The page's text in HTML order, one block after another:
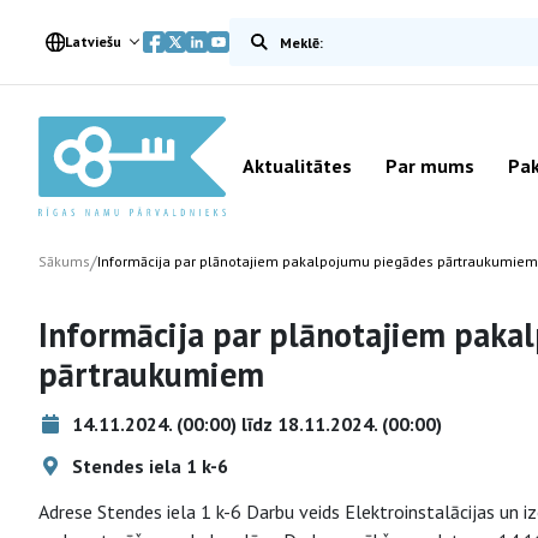
Latviešu Meklēt vietnē
Aktualitātes Par mums
Sākums/Informācija par plānotajiem pakalpojumu piegādes pārtraukumiem
Informācija par plānotajiem
pārtraukumiem
14.11.2024. (00:00) līdz 18.11.2024. (00:00)
Stendes iela 1 k-6
Adrese Stendes iela 1 k-6 Darbu veids Elektroinstalācijas un